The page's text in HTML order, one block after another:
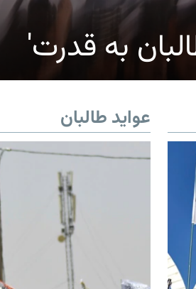
به قدرت'
عواید طالبان